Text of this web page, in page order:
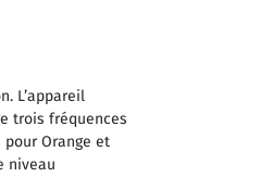
L’appareil
trois fréquences
Orange et
niveau